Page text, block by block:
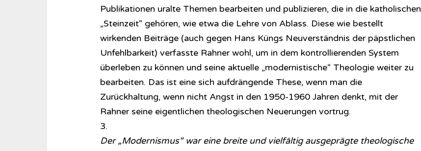
Publikationen uralte Themen bearbeiten und publizieren, die in die katholischen
„Steinzeit“ gehören, wie etwa die Lehre von Ablass. Diese wie bestellt
wirkenden Beiträge (auch gegen Hans Küngs Neuverständnis der päpstlichen
Unfehlbarkeit) verfasste Rahner wohl, um in dem kontrollierenden System
überleben zu können und seine aktuelle „modernistische“ Theologie weiter zu
bearbeiten. Das ist eine sich aufdrängende These, wenn man die
Zurückhaltung, wenn nicht Angst in den 1950-1960 Jahren denkt, mit der
Rahner seine eigentlichen theologischen Neuerungen vortrug.
3.
Der „Modernismus“ war eine breite und vielfältig ausgeprägte theologische